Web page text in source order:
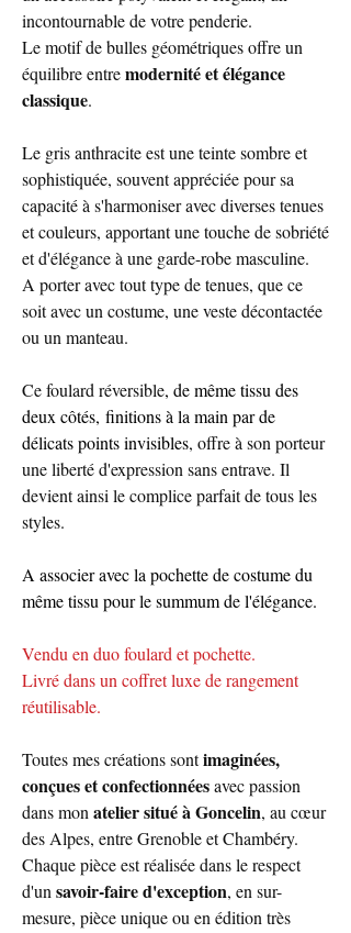
incontournable de votre penderie.
Le motif de bulles géométriques offre un
équilibre entremodernité et élégance
classique.
Le gris anthracite est une teinte sombre et
sophistiquée, souvent appréciée pour sa
capacité à s'harmoniser avec diverses tenues
et couleurs, apportant une touche de sobriété
et d'élégance à une garde-robe masculine.
A porter avec tout type de tenues, que ce
soit avec un costume, une veste décontactée
ou un manteau.
Ce foulard réversible, de même tissu des
deux côtés, finitions à la main par de
délicats points invisibles, offre à son porteur
une liberté d'expression sans entrave. Il
devient ainsi le complice parfait de tous les
styles.
A associer avec la pochette de costume du
même tissu pour le summum de l'élégance.
Vendu en duo foulard et pochette.
Livré dans un coffret luxe de rangement
réutilisable.
Toutes mes créations sontimaginées,
conçues et confectionnéesavec passion
dans monatelier situé à Goncelin, au cœur
des Alpes, entre Grenoble et Chambéry.
Chaque pièce est réalisée dans le respect
d'unsavoir-faire d'exception, en sur-
mesure, pièce unique ou en édition très